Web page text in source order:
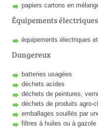
papiers cartons en
Équipements
équipements électriques
Dangereux
batteries usagées
déchets acides
déchets de peintures,
déchets de produits agro-
emballages souillés par
filtres à huiles ou à gazole